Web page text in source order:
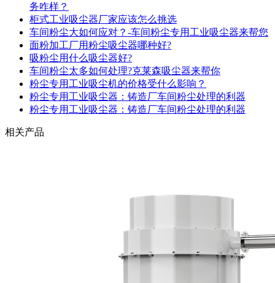
务咋样？
柜式工业吸尘器厂家应该怎么挑选
车间粉尘大如何应对？-车间粉尘专用工业吸尘器来帮您
面粉加工厂用粉尘吸尘器哪种好?
吸粉尘用什么吸尘器好?
车间粉尘太多如何处理?克莱森吸尘器来帮你
粉尘专用工业吸尘机的价格受什么影响？
粉尘专用工业吸尘器：铸造厂车间粉尘处理的利器
粉尘专用工业吸尘器：铸造厂车间粉尘处理的利器
相关产品